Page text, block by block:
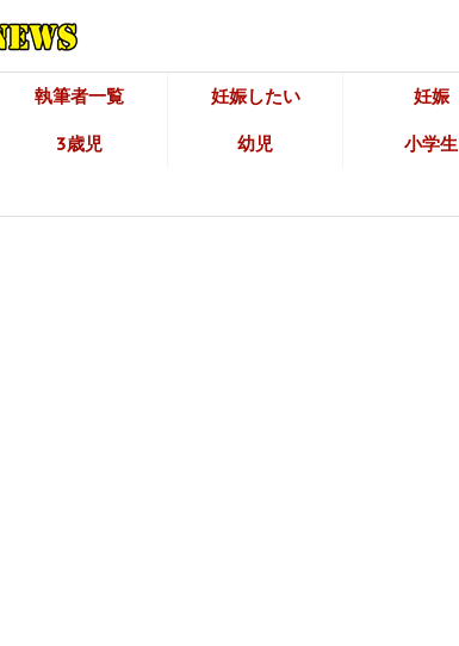
執筆者一覧 妊娠したい 妊娠
3歳児 幼児 小学生